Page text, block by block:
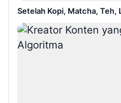
Setelah Kopi, Matcha, Teh,